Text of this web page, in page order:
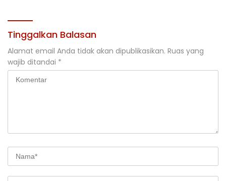
Tinggalkan Balasan
Alamat email Anda tidak akan dipublikasikan. Ruas yang
wajib ditandai *